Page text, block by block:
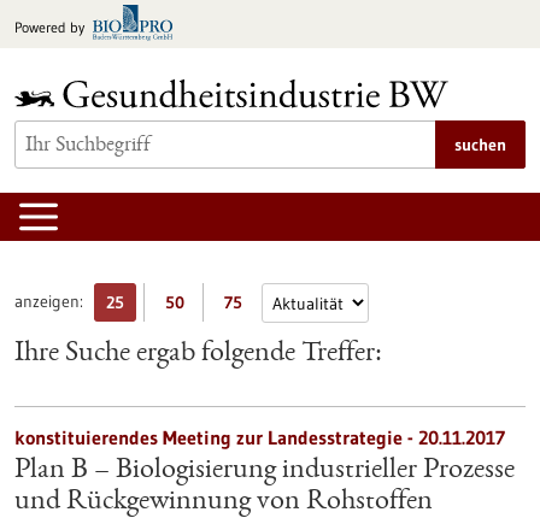
Inhalt
Powered by
suchen
anzeigen: 25 50 75
Ihre Suche ergab folgende Treffer:
konstituierendes Meeting zur Landesstrategie - 20.11.2017
Plan B – Biologisierung industrieller Prozesse
und Rückgewinnung von Rohstoffen